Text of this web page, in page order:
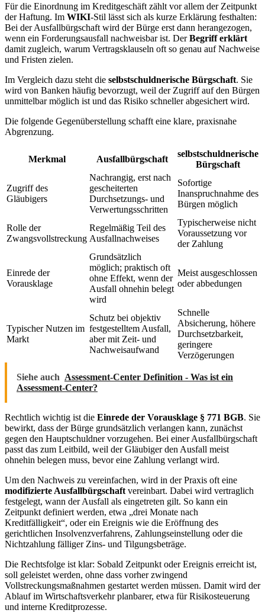
Für die Einordnung im Kreditgeschäft zählt vor allem der Zeitpunkt
der Haftung. Im WIKI-Stil lässt sich als kurze Erklärung festhalten:
Bei der Ausfallbürgschaft wird der Bürge erst dann herangezogen,
wenn ein Forderungsausfall nachweisbar ist. DerBegriff erklärt
damit zugleich, warum Vertragsklauseln oft so genau auf Nachweise
und Fristen zielen.
Im Vergleich dazu steht die selbstschuldnerische Bürgschaft. Sie
wird von Banken häufig bevorzugt, weil der Zugriff auf den Bürgen
unmittelbar möglich ist und das Risiko schneller abgesichert wird.
Die folgende Gegenüberstellung schafft eine klare, praxisnahe
Abgrenzung.
Merkmal Ausfallbürgschaft
selbstschuldnerische
Bürgschaft
Zugriff des
Gläubigers
Nachrangig, erst nach
gescheiterten
Durchsetzungs- und
Verwertungsschritten
Sofortige
Inanspruchnahme des
Bürgen möglich
Rolle der
Zwangsvollstreckung
Regelmäßig Teil des
Ausfallnachweises
Typischerweise nicht
Voraussetzung vor
der Zahlung
Einrede der
Vorausklage
Grundsätzlich
möglich; praktisch oft
ohne Effekt, wenn der
Ausfall ohnehin belegt
wird
Meist ausgeschlossen
oder abbedungen
Typischer Nutzen im
Markt
Schutz bei objektiv
festgestelltem Ausfall,
aber mit Zeit- und
Nachweisaufwand
Schnelle
Absicherung, höhere
Durchsetzbarkeit,
geringere
Verzögerungen
Siehe auch Assessment-Center Definition - Was ist ein
Assessment-Center?
Rechtlich wichtig ist die Einrede der Vorausklage § 771 BGB. Sie
bewirkt, dass der Bürge grundsätzlich verlangen kann, zunächst
gegen den Hauptschuldner vorzugehen. Bei einer Ausfallbürgschaft
passt das zum Leitbild, weil der Gläubiger den Ausfall meist
ohnehin belegen muss, bevor eine Zahlung verlangt wird.
Um den Nachweis zu vereinfachen, wird in der Praxis oft eine
modifizierte Ausfallbürgschaft vereinbart. Dabei wird vertraglich
festgelegt, wann der Ausfall als eingetreten gilt. So kann ein
Zeitpunkt definiert werden, etwa „drei Monate nach
Kreditfälligkeit“, oder ein Ereignis wie die Eröffnung des
gerichtlichen Insolvenzverfahrens, Zahlungseinstellung oder die
Nichtzahlung fälliger Zins- und Tilgungsbeträge.
Die Rechtsfolge ist klar: Sobald Zeitpunkt oder Ereignis erreicht ist,
soll geleistet werden, ohne dass vorher zwingend
Vollstreckungsmaßnahmen gestartet werden müssen. Damit wird der
Ablauf im Wirtschaftsverkehr planbarer, etwa für Risikosteuerung
und interne Kreditprozesse.